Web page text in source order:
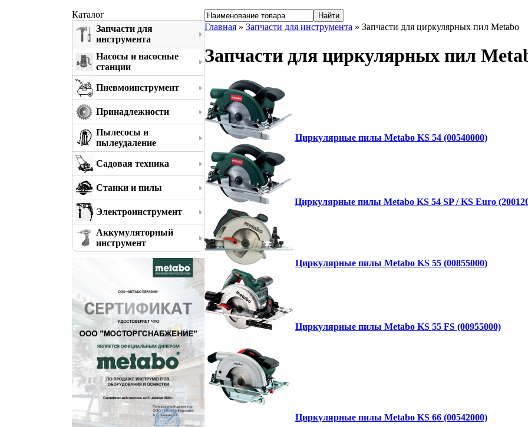
Каталог
Запчасти для
инструмента
Насосы и насосные
станции
Пневмоинструмент
Принадлежности
Пылесосы и
пылеудаление
Садовая техника
Станки и пилы
Электроинструмент
Аккумуляторный
инструмент
Главная » Запчасти для инструмента » Запчасти для циркулярных пил Metabo
Запчасти для циркулярных пил
Циркулярные пилы Metabo KS 54 (00540000)
Циркулярные пилы Metabo KS 54 SP / KS Euro
Циркулярные пилы Metabo KS 55 (00855000)
Циркулярные пилы Metabo KS 55 FS (00955000)
Циркулярные пилы Metabo KS 66 (00542000)